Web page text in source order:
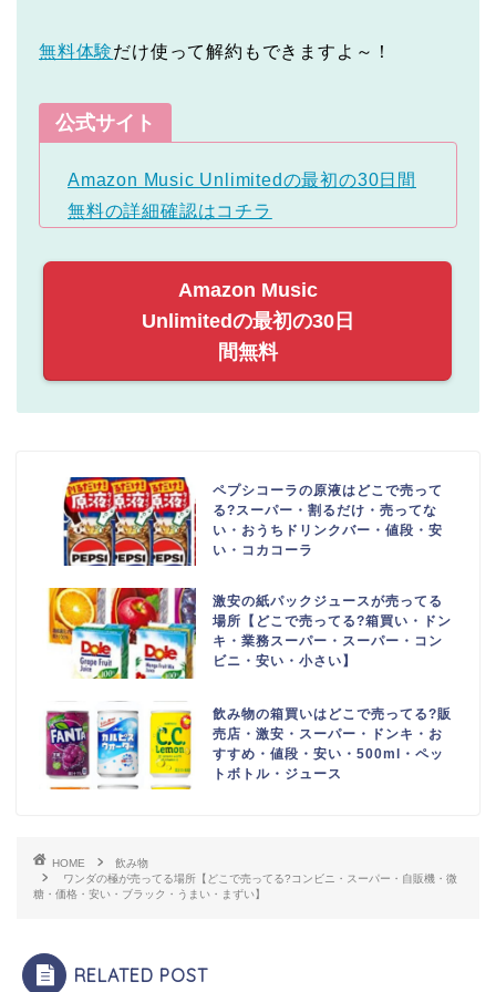
無料体験だけ使って解約もできますよ～！
公式サイト
Amazon Music Unlimitedの最初の30日間
無料の詳細確認はコチラ
Amazon Music
Unlimitedの最初の30日
間無料
ペプシコーラの原液はどこで売って
る?スーパー・割るだけ・売ってな
い・おうちドリンクバー・値段・安
い・コカコーラ
激安の紙パックジュースが売ってる
場所【どこで売ってる?箱買い・ドン
キ・業務スーパー・スーパー・コン
ビニ・安い・小さい】
飲み物の箱買いはどこで売ってる?販
売店・激安・スーパー・ドンキ・お
すすめ・値段・安い・500ml・ペッ
トボトル・ジュース
HOME
飲み物
ワンダの極が売ってる場所【どこで売ってる?コンビニ・スーパー・自販機・微
糖・価格・安い・ブラック・うまい・まずい】
RELATED POST